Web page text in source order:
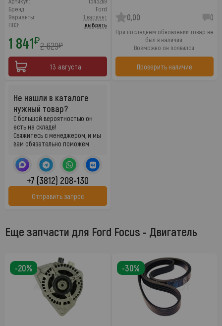
Бренд:
Ford
Варианты:
1 вариант
ПВЗ:
выбрать
1 841₽2 629₽
13 августа
0,00 0
При последнем обновлении товар не
был в наличии.
Возможно он появился.
Проверить наличие
Не нашли в каталоге
нужный товар?
С большой вероятностью он
есть на складе!
Свяжитесь с менеджером, и мы
вам обязательно поможем.
+7 (3812) 208-130
Отправить запрос
Еще запчасти для Ford Focus - Двигатель
-20% -30%